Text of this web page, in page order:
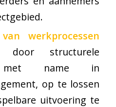
werkprocessen
structurele
met name in
op te lossen
uitvoering te